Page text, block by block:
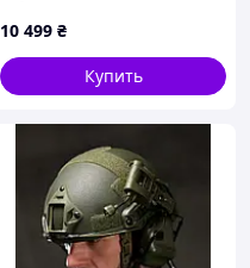
креплением
10 499 ₴
Купить